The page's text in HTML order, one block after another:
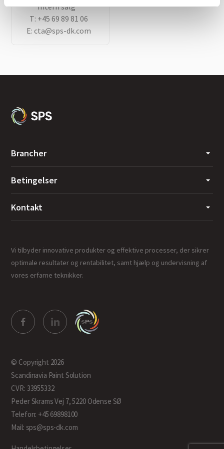
Intern salg
T: +45 69 89 81 06
E: cta@sps-dk.com
Brancher
Betingelser
Kontakt
Vi tilbyder innovative produkter og effektive processer, der sikrer
optimale resultater og rentabilitet, samt hjælp og undervisning af
vores erfarne teknikker.
© Copyright 2026
Scandinavia Paint Solution
CVR: 33955332
Peder Skrams Vej 7, 5220 Odense SØ
Telefon: +45 69898100
Mail: sps@sps-dk.com